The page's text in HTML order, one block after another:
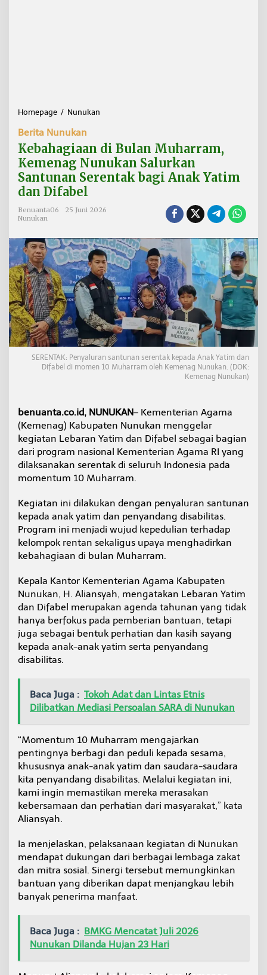
Homepage / Nunukan
a
h
a
g
a
i
B
u
l
a
M
u
h
a
r
r
a
e
m
e
a
g
N
n
k
a
n
S
u
r
k
a
n
S
a
n
a
n
S
e
n
t
a
b
A
a
k
Y
i
m
d
a
Berita Nunukan
Kebahagiaan di Bulan Muharram,
Kemenag Nunukan Salurkan
Santunan Serentak bagi Anak Yatim
dan Difabel
Benuanta06
25 Juni 2026
Nunukan
SERENTAK: Penyaluran santunan serentak kepada Anak Yatim dan
Difabel di momen 10 Muharram oleh Kemenag Nunukan. (DOK:
Kemenag Nunukan)
benuanta.co.id, NUNUKAN– Kementerian Agama
(Kemenag) Kabupaten Nunukan menggelar
kegiatan Lebaran Yatim dan Difabel sebagai bagian
dari program nasional Kementerian Agama RI yang
dilaksanakan serentak di seluruh Indonesia pada
momentum 10 Muharram.
Kegiatan ini dilakukan dengan penyaluran santunan
kepada anak yatim dan penyandang disabilitas.
Program ini menjadi wujud kepedulian terhadap
kelompok rentan sekaligus upaya menghadirkan
kebahagiaan di bulan Muharram.
Kepala Kantor Kementerian Agama Kabupaten
Nunukan, H. Aliansyah, mengatakan Lebaran Yatim
dan Difabel merupakan agenda tahunan yang tidak
hanya berfokus pada pemberian bantuan, tetapi
juga sebagai bentuk perhatian dan kasih sayang
kepada anak-anak yatim serta penyandang
disabilitas.
Baca Juga : Tokoh Adat dan Lintas Etnis
Dilibatkan Mediasi Persoalan SARA di Nunukan
“Momentum 10 Muharram mengajarkan
pentingnya berbagi dan peduli kepada sesama,
khususnya anak-anak yatim dan saudara-saudara
kita penyandang disabilitas. Melalui kegiatan ini,
kami ingin memastikan mereka merasakan
kebersamaan dan perhatian dari masyarakat,” kata
Aliansyah.
Ia menjelaskan, pelaksanaan kegiatan di Nunukan
mendapat dukungan dari berbagai lembaga zakat
dan mitra sosial. Sinergi tersebut memungkinkan
bantuan yang diberikan dapat menjangkau lebih
banyak penerima manfaat.
Baca Juga : BMKG Mencatat Juli 2026
Nunukan Dilanda Hujan 23 Hari